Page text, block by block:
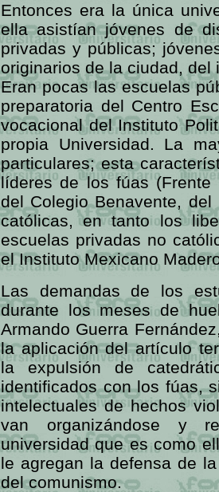
Entonces era la única
ella asistían jóvenes de
privadas y públicas;
originarios de la ciudad,
Eran pocas las escuelas
preparatoria del Centro
vocacional del Instituto
propia Universidad. La
particulares; esta
líderes de los fúas (Frente
del Colegio Benavente,
católicas, en tanto los
escuelas privadas no
el Instituto Mexicano
Las demandas de los
durante los meses de
Armando Guerra
la aplicación del artículo
la expulsión de
identificados con los fúas,
intelectuales de hechos
van organizándose y
universidad que es como
le agregan la defensa de
del comunismo.